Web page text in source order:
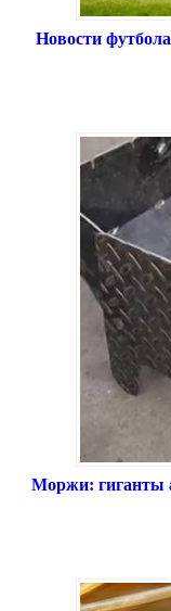
Новости
Моржи: гиганты